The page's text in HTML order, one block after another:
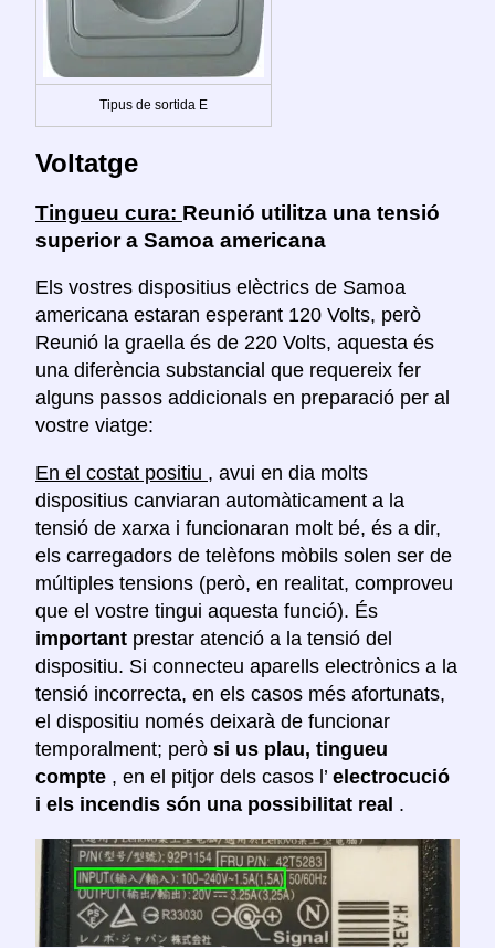
Tipus de sortida E
Voltatge
Tingueu cura: Reunió utilitza una tensió
superior a Samoa americana
Els vostres dispositius elèctrics de Samoa
americana estaran esperant 120 Volts, però
Reunió la graella és de 220 Volts, aquesta és
una diferència substancial que requereix fer
alguns passos addicionals en preparació per al
vostre viatge:
En el costat positiu , avui en dia molts
dispositius canviaran automàticament a la
tensió de xarxa i funcionaran molt bé, és a dir,
els carregadors de telèfons mòbils solen ser de
múltiples tensions (però, en realitat, comproveu
que el vostre tingui aquesta funció). És
important prestar atenció a la tensió del
dispositiu. Si connecteu aparells electrònics a la
tensió incorrecta, en els casos més afortunats,
el dispositiu només deixarà de funcionar
temporalment; però si us plau, tingueu
compte , en el pitjor dels casos l’ electrocució
i els incendis són una possibilitat real .